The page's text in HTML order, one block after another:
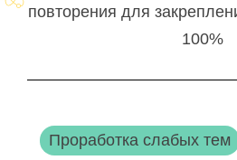
повторения для
100%
Проработка слабых тем